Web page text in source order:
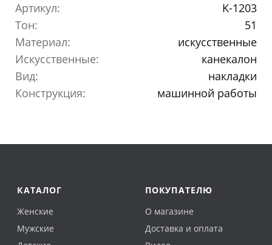
Артикул:
K-1203
Тон:
51
Материал:
искусственные
Искусственные:
канекалон
Вид:
накладки
Конструкция:
машинной работы
КАТАЛОГ
Женские
Мужские
ПОКУПАТЕЛЮ
О магазине
Доставка и оплата